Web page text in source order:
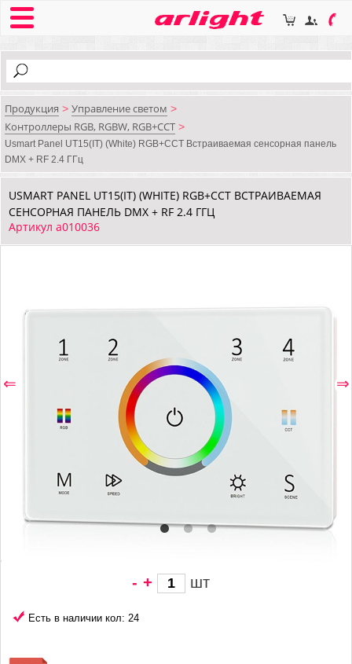
Продукция > Управление светом >
Контроллеры RGB, RGBW, RGB+CCT >
Usmart Panel UT15(IT) (White) RGB+CCT Встраиваемая сенсорная панель
DMX + RF 2.4 ГГц
USMART PANEL UT15(IT) (WHITE) RGB+CCT ВСТРАИВАЕМАЯ
СЕНСОРНАЯ ПАНЕЛЬ DMX + RF 2.4 ГГЦ
Артикул a010036
⇐ ⇒
- + шт
Есть в наличии кол: 24